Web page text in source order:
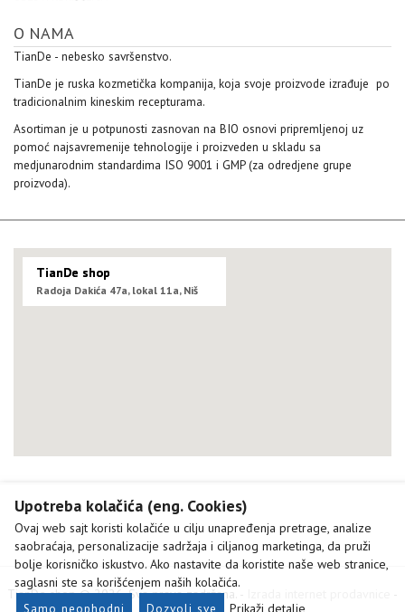
O NAMA
TianDe - nebesko savršenstvo.
TianDe je ruska kozmetička kompanija, koja svoje proizvode izrađuje po
tradicionalnim kineskim recepturama.
Asortiman je u potpunosti zasnovan na BIO osnovi pripremljenoj uz
pomoć najsavremenije tehnologije i proizveden u skladu sa
medjunarodnim standardima ISO 9001 i GMP (za odredjene grupe
proizvoda).
TianDe shop
Radoja Dakića 47a, lokal 11a, Niš
TianDe shop © 2026. Sva prava zadržana. -
-
Upotreba kolačića (eng. Cookies)
Ovaj web sajt koristi kolačiće u cilju unapređenja pretrage, analize
saobraćaja, personalizacije sadržaja i ciljanog marketinga, da pruži
bolje korisničko iskustvo. Ako nastavite da koristite naše web stranice,
saglasni ste sa korišćenjem naših kolačića.
Samo neophodni
Dozvoli sve Prikaži detalje